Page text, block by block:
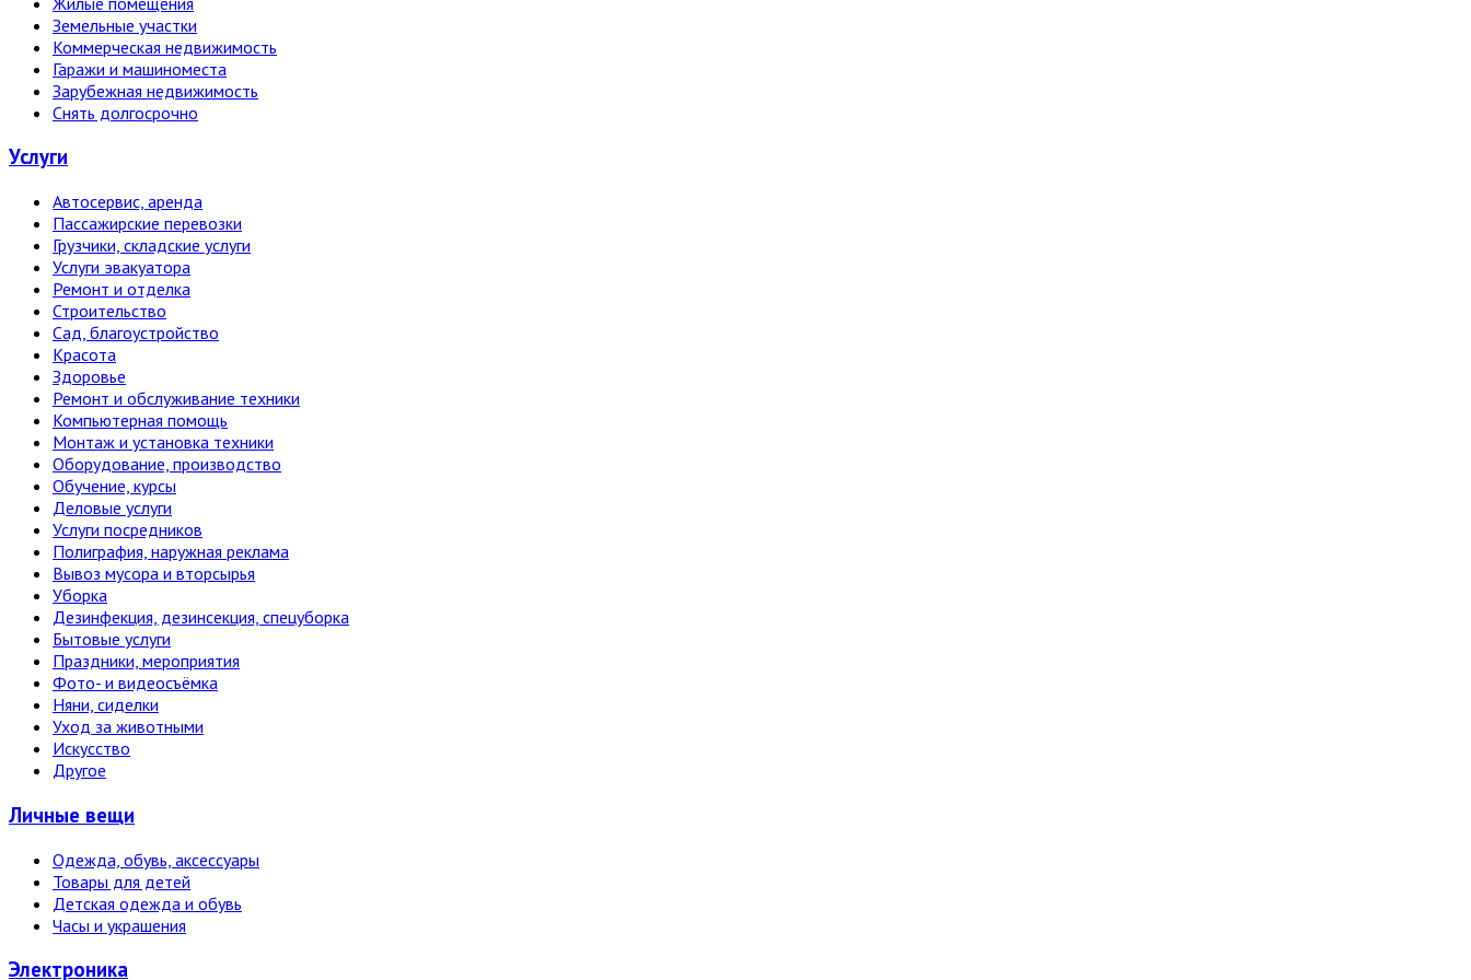
Земельные участки
Коммерческая недвижимость
Гаражи и машиноместа
Зарубежная недвижимость
Снять долгосрочно
Услуги
Автосервис, аренда
Пассажирские перевозки
Грузчики, складские услуги
Услуги эвакуатора
Ремонт и отделка
Строительство
Сад, благоустройство
Красота
Здоровье
Ремонт и обслуживание техники
Компьютерная помощь
Монтаж и установка техники
Оборудование, производство
Обучение, курсы
Деловые услуги
Услуги посредников
Полиграфия, наружная реклама
Вывоз мусора и вторсырья
Уборка
Дезинфекция, дезинсекция, спецуборка
Бытовые услуги
Праздники, мероприятия
Фото- и видеосъёмка
Няни, сиделки
Уход за животными
Искусство
Другое
Личные вещи
Одежда, обувь, аксессуары
Товары для детей
Детская одежда и обувь
Часы и украшения
Электро­ника